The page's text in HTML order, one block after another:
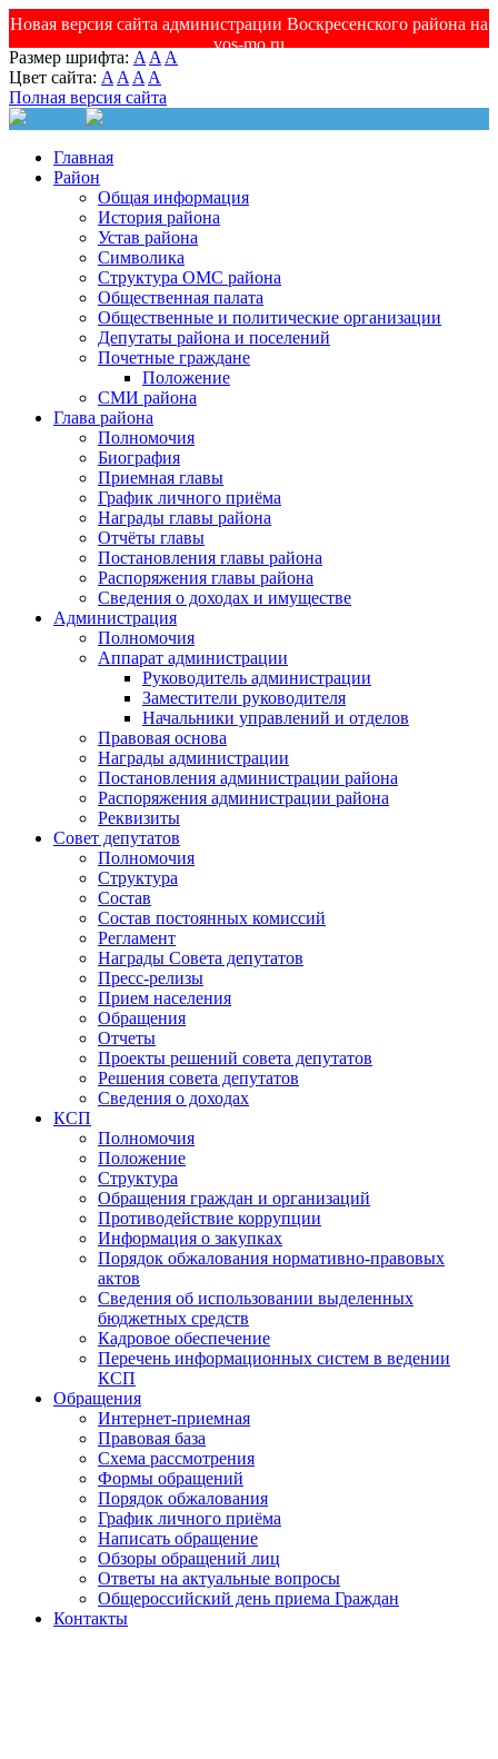
Новая версия сайта администрации Воскресенского района на
vos-mo.ru
Размер шрифта: A A A
Цвет сайта: A A A A
Полная версия сайта
Главная
Район
Общая информация
История района
Устав района
Символика
Структура ОМС района
Общественная палата
Общественные и политические организации
Депутаты района и поселений
Почетные граждане
Положение
СМИ района
Глава района
Полномочия
Биография
Приемная главы
График личного приёма
Награды главы района
Отчёты главы
Постановления главы района
Распоряжения главы района
Сведения о доходах и имуществе
Администрация
Полномочия
Аппарат администрации
Руководитель администрации
Заместители руководителя
Начальники управлений и отделов
Правовая основа
Награды администрации
Постановления администрации района
Распоряжения администрации района
Реквизиты
Совет депутатов
Полномочия
Структура
Состав
Состав постоянных комиссий
Регламент
Награды Совета депутатов
Пресс-релизы
Прием населения
Обращения
Отчеты
Проекты решений совета депутатов
Решения совета депутатов
Сведения о доходах
КСП
Полномочия
Положение
Структура
Обращения граждан и организаций
Противодействие коррупции
Информация о закупках
Порядок обжалования нормативно-правовых
актов
Сведения об использовании выделенных
бюджетных средств
Кадровое обеспечение
Перечень информационных систем в ведении
КСП
Обращения
Интернет-приемная
Правовая база
Схема рассмотрения
Формы обращений
Порядок обжалования
График личного приёма
Написать обращение
Обзоры обращений лиц
Ответы на актуальные вопросы
Общероссийский день приема Граждан
Контакты